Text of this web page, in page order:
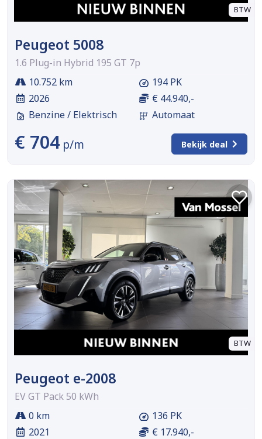
BTW
Peugeot 5008
1.6 Plug-in Hybrid 195 GT 7p
10.752 km
2026
Benzine / Elektrisch
194 PK
€ 44.940,-
Automaat
€ 704 p/m Bekijk deal
BTW
Peugeot e-2008
EV GT Pack 50 kWh
0 km
2021
136 PK
€ 17.940,-